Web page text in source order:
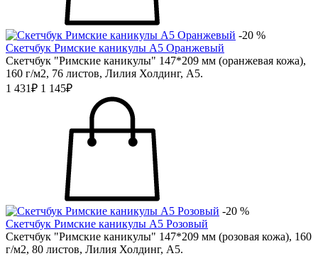
-20 %
Скетчбук Римские каникулы А5 Оранжевый
Скетчбук "Римские каникулы" 147*209 мм (оранжевая кожа),
160 г/м2, 76 листов, Лилия Холдинг, А5.
1 431₽ 1 145₽
-20 %
Скетчбук Римские каникулы А5 Розовый
Скетчбук "Римские каникулы" 147*209 мм (розовая кожа), 160
г/м2, 80 листов, Лилия Холдинг, А5.